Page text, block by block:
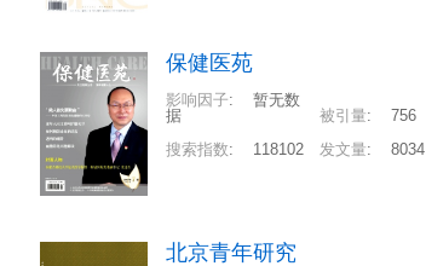
保健医苑
影响因子:
暂无数
据
被引量:
756
搜索指数: 118102 发文量: 8034
北京青年研究